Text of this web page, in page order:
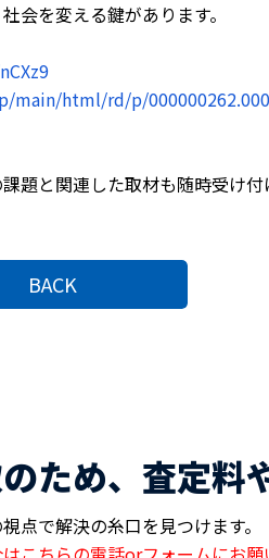
会を変える鍵があります。
main/html/rd/p/
題と関連した取材も随時受け付
BACK
ため、査定料
点で解決の糸口を見つけます。